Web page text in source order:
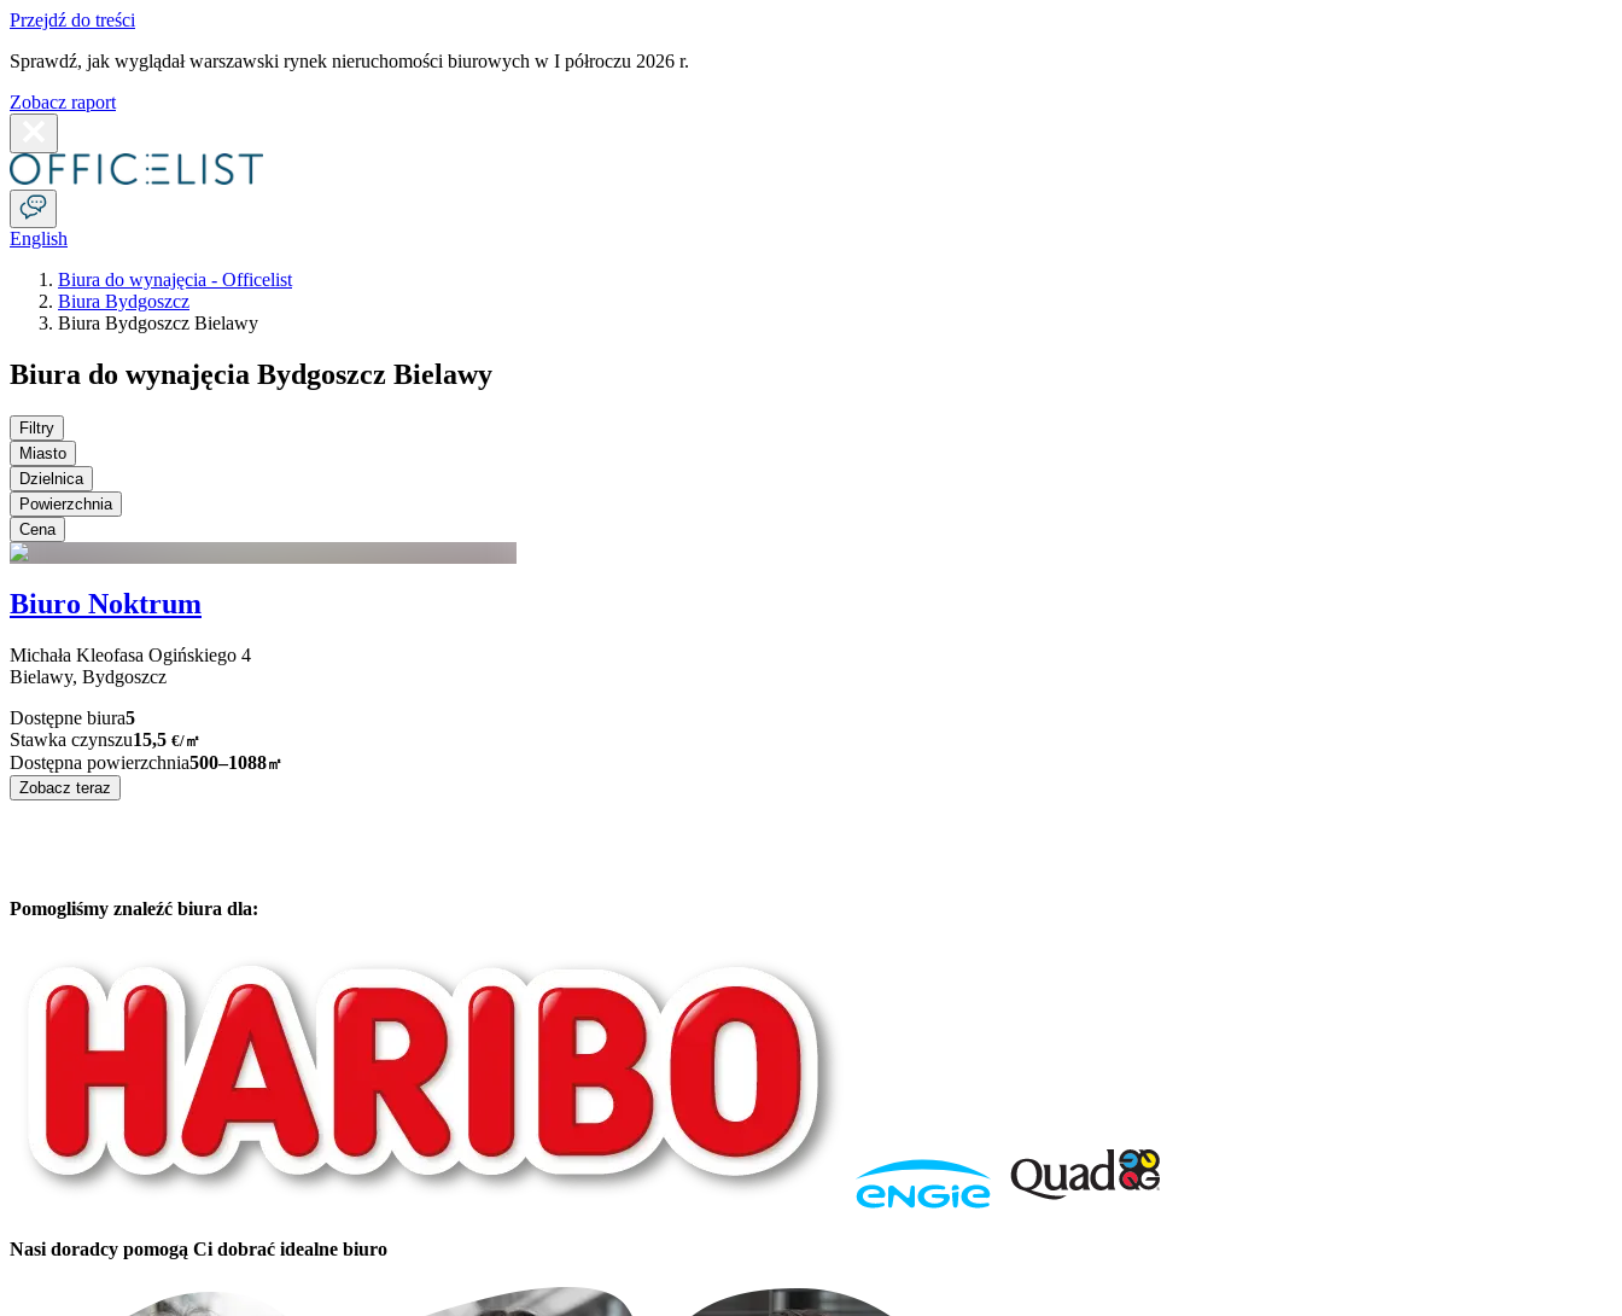
Przejdź do treści
Sprawdź, jak wyglądał warszawski rynek nieruchomości biurowych w I półroczu 2026 r.
Zobacz raport
English
Biura do wynajęcia - Officelist
Biura Bydgoszcz
Biura Bydgoszcz Bielawy
Biura do wynajęcia Bydgoszcz Bielawy
Filtry
Miasto
Dzielnica
Powierzchnia
Cena
Biuro Noktrum
Michała Kleofasa Ogińskiego 4
Bielawy, Bydgoszcz
Dostępne biura5
Stawka czynszu15,5 €/㎡
Dostępna powierzchnia500–1088㎡
Zobacz teraz
Pomogliśmy znaleźć biura dla:
Nasi doradcy pomogą Ci dobrać idealne biuro